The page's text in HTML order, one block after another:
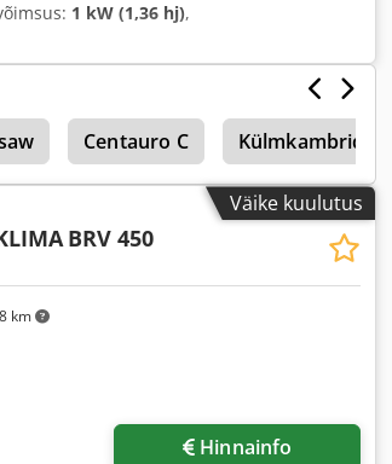
1 kW (1,36 hj),
Centauro C Külmkambrid
Väike kuulutus
km
BRV 450
Hinnainfo